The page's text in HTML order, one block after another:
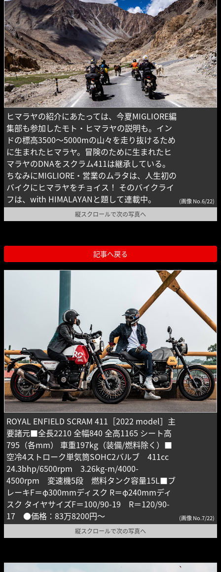
ヒマラヤの紹介にあたっては、今夏MIGLIORE編
集部も参加したモト・ヒマラヤの説明も。イン
ドの標高3500〜5000mの山々を走り抜けるため
に生まれたヒマラヤ。冒険のために生まれたヒ
マラヤのDNAをスクラム411は継承している。
ちなみにMIGLIORE・営業のムラタは、人生初の
バイクにヒマラヤをチョイス！ そのバイクライ
フは、with HIMALAYANと題して連載中。
(画像 No.6/22)
縦スクロールで次の写真へ
記事へ戻る
ROYAL ENFIELD SCRAM 411［2022 model］主
要諸元■全長2210 全幅840 全高1165 シート高
795（各mm） 車重197kg（装備/燃料除く）■
空冷4ストローク単気筒SOHC2バルブ 411cc
24.3bhp/6500rpm 3.26kg-m/4000-
4500rpm 変速機5段 燃料タンク容量15L■ブ
レーキF＝φ300mmディスク R＝φ240mmディ
スク タイヤサイズF＝100/90-19 R＝120/90-
17 ●価格：83万8200円〜
(画像 No.7/22)
縦スクロールで次の写真へ